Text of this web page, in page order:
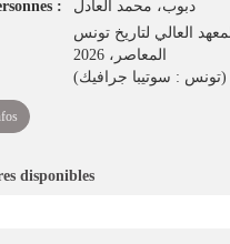
:
دبوب، محمد العادل
العالي لتاريخ تونس
المعاصر، 2026
(تونس : سوتيبا جرافيك)
disponibles